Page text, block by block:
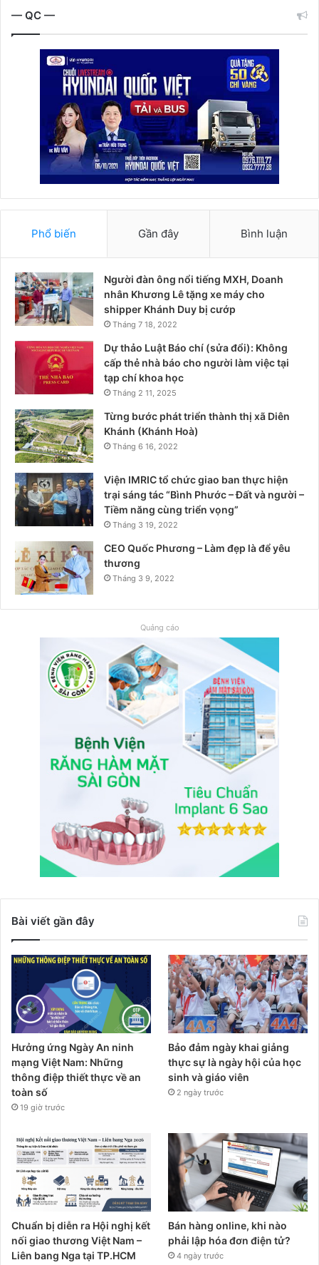
— QC —
Phổ biến Gần đây Bình luận
Người đàn ông nổi tiếng MXH, Doanh
nhân Khương Lê tặng xe máy cho
shipper Khánh Duy bị cướp
Tháng 7 18, 2022
Dự thảo Luật Báo chí (sửa đổi): Không
cấp thẻ nhà báo cho người làm việc tại
tạp chí khoa học
Tháng 2 11, 2025
Từng bước phát triển thành thị xã Diên
Khánh (Khánh Hoà)
Tháng 6 16, 2022
Viện IMRIC tổ chức giao ban thực hiện
trại sáng tác “Bình Phước – Đất và người –
Tiềm năng cùng triển vọng”
Tháng 3 19, 2022
CEO Quốc Phương – Làm đẹp là để yêu
thương
Tháng 3 9, 2022
Quảng cáo
Bài viết gần đây
Hưởng ứng Ngày An ninh
mạng Việt Nam: Những
thông điệp thiết thực về an
toàn số
19 giờ trước
Bảo đảm ngày khai giảng
thực sự là ngày hội của học
sinh và giáo viên
2 ngày trước
Chuẩn bị diễn ra Hội nghị kết
nối giao thương Việt Nam –
Liên bang Nga tại TP.HCM
Bán hàng online, khi nào
phải lập hóa đơn điện tử?
4 ngày trước